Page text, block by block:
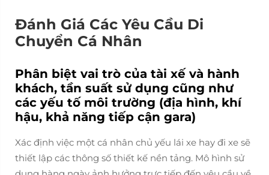
Đánh Giá Các Yêu Cầu Di
Chuyển Cá Nhân
Phân biệt vai trò của tài xế và hành
khách, tần suất sử dụng cũng như
các yếu tố môi trường (địa hình, khí
hậu, khả năng tiếp cận gara)
Xác định việc một cá nhân chủ yếu lái xe hay đi xe sẽ
thiết lập các thông số thiết kế nền tảng. Mô hình sử